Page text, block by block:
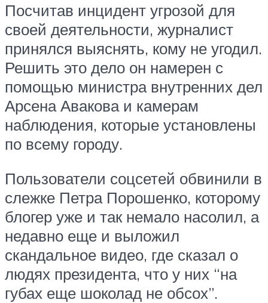
Посчитав инцидент угрозой для
своей деятельности, журналист
принялся выяснять, кому не угодил.
Решить это дело он намерен с
помощью министра внутренних дел
Арсена Авакова и камерам
наблюдения, которые установлены
по всему городу.
Пользователи соцсетей обвинили в
слежке Петра Порошенко, которому
блогер уже и так немало насолил, а
недавно еще и выложил
скандальное видео, где сказал о
людях президента, что у них “на
губах еще шоколад не обсох”.